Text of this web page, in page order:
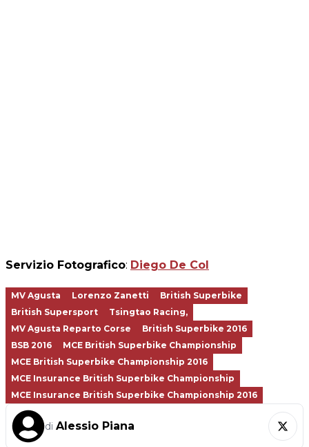
Servizio Fotografico: Diego De Col
MV Agusta Lorenzo Zanetti
British Superbike
British Supersport
Tsingtao Racing,
MV Agusta Reparto Corse
British Superbike 2016
BSB 2016
MCE British Superbike Championship
MCE British Superbike Championship 2016
MCE Insurance British Superbike Championship
MCE Insurance British Superbike Championship 2016
di Alessio Piana